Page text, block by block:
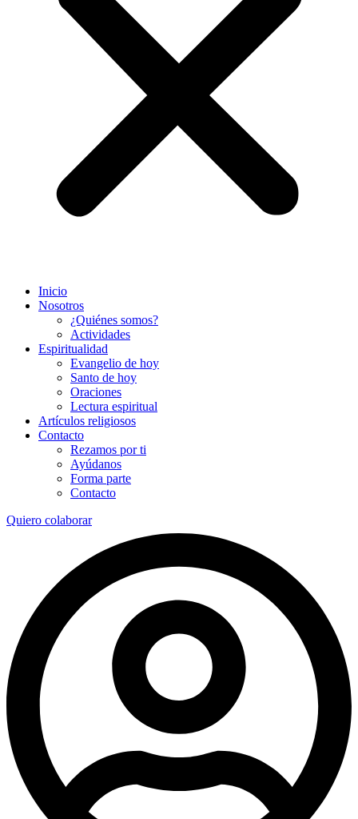
Inicio
Nosotros
¿Quiénes somos?
Actividades
Espiritualidad
Evangelio de hoy
Santo de hoy
Oraciones
Lectura espiritual
Artículos religiosos
Contacto
Rezamos por ti
Ayúdanos
Forma parte
Contacto
Quiero colaborar